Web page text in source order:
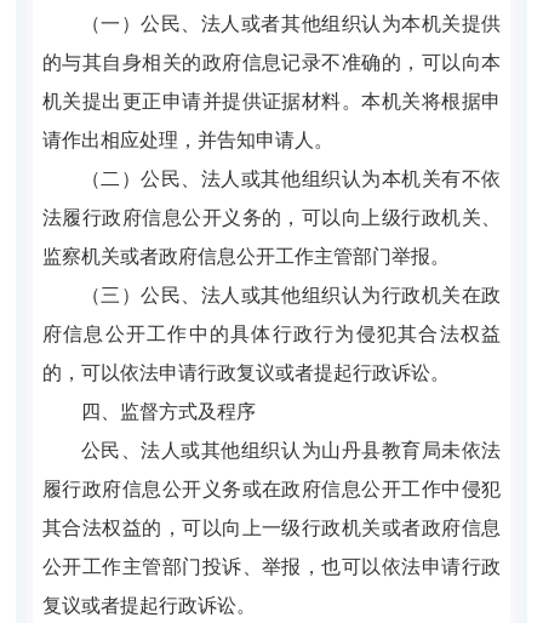
（一）公民、法人或者其他组织认为本机关提供
的与其自身相关的政府信息记录不准确的，可以向本
机关提出更正申请并提供证据材料。本机关将根据申
请作出相应处理，并告知申请人。
（二）公民、法人或其他组织认为本机关有不依
法履行政府信息公开义务的，可以向上级行政机关、
监察机关或者政府信息公开工作主管部门举报。
（三）公民、法人或其他组织认为行政机关在政
府信息公开工作中的具体行政行为侵犯其合法权益
的，可以依法申请行政复议或者提起行政诉讼。
四、监督方式及程序
公民、法人或其他组织认为山丹县教育局未依法
履行政府信息公开义务或在政府信息公开工作中侵犯
其合法权益的，可以向上一级行政机关或者政府信息
公开工作主管部门投诉、举报，也可以依法申请行政
复议或者提起行政诉讼。